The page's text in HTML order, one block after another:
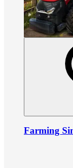
Farming